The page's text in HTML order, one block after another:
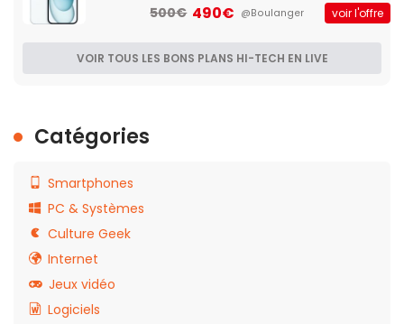
500€ 490€ @Boulanger voir l'offre
VOIR TOUS LES BONS PLANS HI-TECH EN LIVE
Catégories
Smartphones
PC & Systèmes
Culture Geek
Internet
Jeux vidéo
Logiciels